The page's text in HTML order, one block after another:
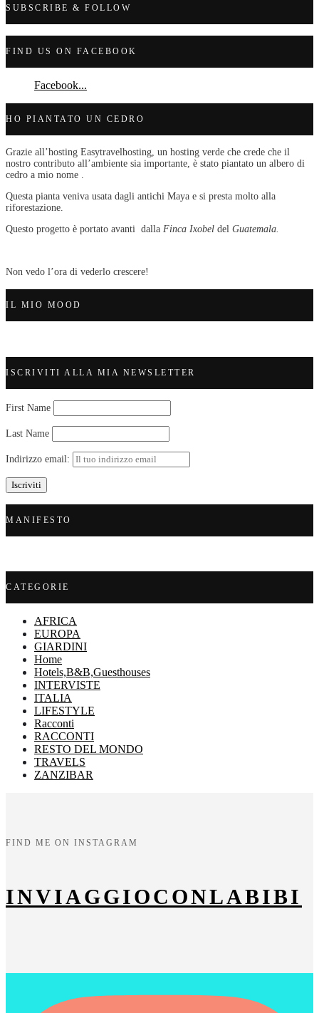
SUBSCRIBE & FOLLOW
FIND US ON FACEBOOK
Facebook...
HO PIANTATO UN CEDRO
Grazie all’hosting Easytravelhosting, un hosting verde che crede che il
nostro contributo all’ambiente sia importante, è stato piantato un albero di
cedro a mio nome .
Questa pianta veniva usata dagli antichi Maya e si presta molto alla
riforestazione.
Questo progetto è portato avanti dalla Finca Ixobel del Guatemala.
Non vedo l’ora di vederlo crescere!
IL MIO MOOD
ISCRIVITI ALLA MIA NEWSLETTER
First Name
Last Name
Indirizzo email:
MANIFESTO
CATEGORIE
AFRICA
EUROPA
GIARDINI
Home
Hotels,B&B,Guesthouses
INTERVISTE
ITALIA
LIFESTYLE
Racconti
RACCONTI
RESTO DEL MONDO
TRAVELS
ZANZIBAR
FIND ME ON INSTAGRAM
INVIAGGIOCONLABIBI